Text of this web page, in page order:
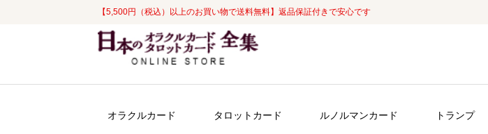
【5,500円（税込）以上のお買い物で送料無料】返品保証付きで安心です
ナ
ビ
コ
ン
オラクルカード タロットカード ルノルマンカード トランプ